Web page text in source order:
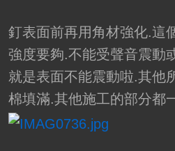
釘表面前再用角材強化.這
強度要夠.不能受聲音震動
就是表面不能震動啦.其他
棉填滿.其他施工的部分都